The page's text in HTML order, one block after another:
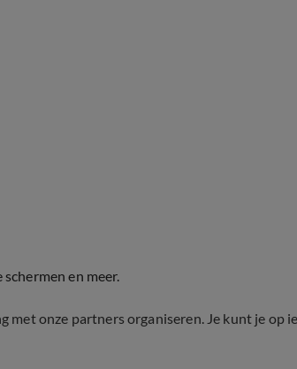
en meer.
onze partners organiseren. Je kunt je op